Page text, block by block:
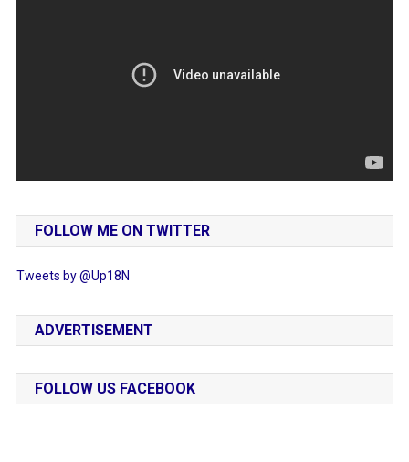
FOLLOW ME ON TWITTER
Tweets by @Up18N
ADVERTISEMENT
FOLLOW US FACEBOOK